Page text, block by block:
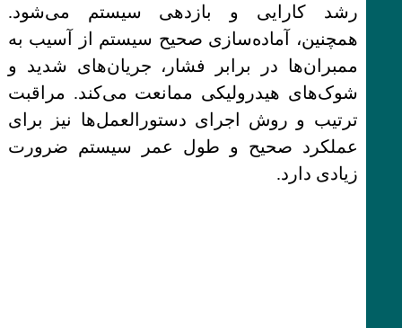
رشد کارایی و بازدهی سیستم می‌شود.
همچنین، آماده‌سازی صحیح سیستم از آسیب به
ممبران‌ها در برابر فشار، جریان‌های شدید و
شوک‌های هیدرولیکی ممانعت می‌کند. مراقبت
ترتیب و روش اجرای دستورالعمل‌ها نیز برای
عملکرد صحیح و طول عمر سیستم ضرورت
زیادی دارد.